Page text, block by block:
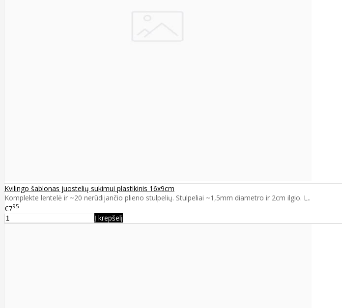
Kvilingo šablonas juostelių sukimui plastikinis 16x9cm
Komplekte lentelė ir ~20 nerūdijančio plieno stulpelių. Stulpeliai ~1,5mm diametro ir 2cm ilgio. L..
€795
Į krepšelį